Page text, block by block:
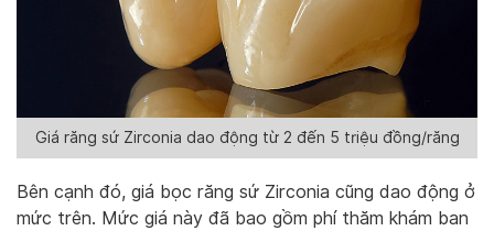
Giá răng sứ Zirconia dao động từ 2 đến 5 triệu đồng/răng
Bên cạnh đó, giá bọc răng sứ Zirconia cũng dao động ở
mức trên. Mức giá này đã bao gồm phí thăm khám ban